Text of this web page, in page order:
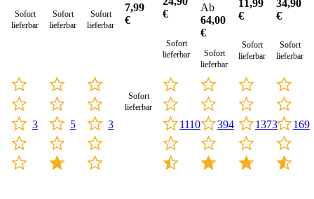
Sofort
lieferbar
3
Sofort
lieferbar
5
Sofort
lieferbar
3
7,99
€
Sofort
lieferbar
€
Sofort
lieferbar
1110
Ab
64,00
€
Sofort
lieferbar
394
11,99
€
Sofort
lieferbar
1373
34,90
€
Sofort
lieferbar
169